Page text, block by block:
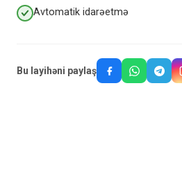
Avtomatik idarəetmə
Bu layihəni paylaş